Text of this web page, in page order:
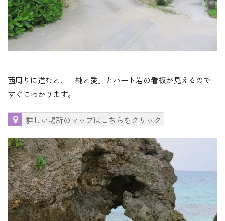
西周りに進むと、「純と愛」とハート岩の看板が見えるので
すぐにわかります。
詳しい場所のマップはこちらをクリック